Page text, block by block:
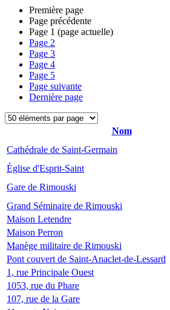
Première page
Page précédente
Page 1 (page actuelle)
Page 2
Page 3
Page 4
Page 5
Page suivante
Dernière page
Nom
Cathédrale de Saint-Germain
Église d'Esprit-Saint
Gare de Rimouski
Grand Séminaire de Rimouski
Maison Letendre
Maison Perron
Manège militaire de Rimouski
Pont couvert de Saint-Anaclet-de-Lessard
1, rue Principale Ouest
1053, rue du Phare
107, rue de la Gare